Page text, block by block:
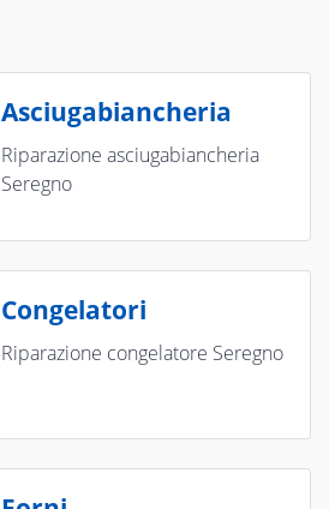
Asciugabiancheria
Riparazione asciugabiancheria
Seregno
Congelatori
Riparazione congelatore Seregno